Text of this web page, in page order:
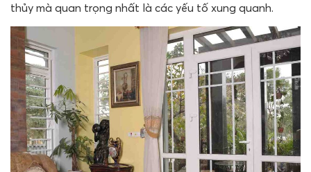
thủy mà quan trọng nhất là các yếu tố xung quanh.